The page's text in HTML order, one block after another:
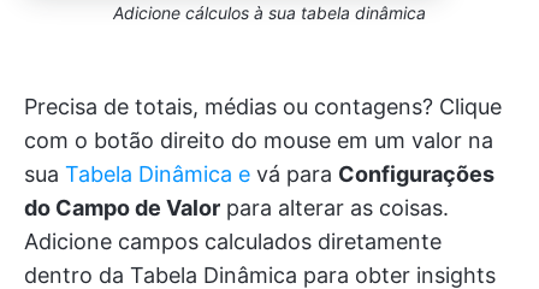
Adicione cálculos à sua tabela dinâmica
Precisa de totais, médias ou contagens? Clique
com o botão direito do mouse em um valor na
sua Tabela Dinâmica e vá para Configurações
do Campo de Valor para alterar as coisas.
Adicione campos calculados diretamente
dentro da Tabela Dinâmica para obter insights